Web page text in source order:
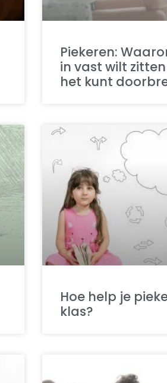
Piekeren:
in vast wilt
het kunt
Hoe help je
klas?